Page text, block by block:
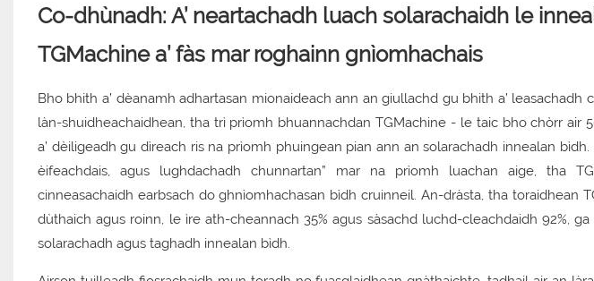
Co-dhùnadh: A’ neartachadh luach solarachaidh le
TGMachine a’ fàs mar roghainn gnìomhachais
Bho bhith a’ dèanamh adhartasan mionaideach ann an giullachd gu bhith a’ leasachadh
làn-shuidheachaidhean, tha trì prìomh bhuannachdan TGMachine - le taic bho chòrr air
a’ dèiligeadh gu dìreach ris na prìomh phuingean pian ann an solarachadh innealan
èifeachdais, agus lughdachadh chunnartan” mar na prìomh luachan aige, tha
cinneasachaidh earbsach do ghnìomhachasan bìdh cruinneil. An-dràsta, tha toraidhean
dùthaich agus roinn, le ìre ath-cheannach 35% agus sàsachd luchd-cleachdaidh 92%,
solarachadh agus taghadh innealan bìdh.